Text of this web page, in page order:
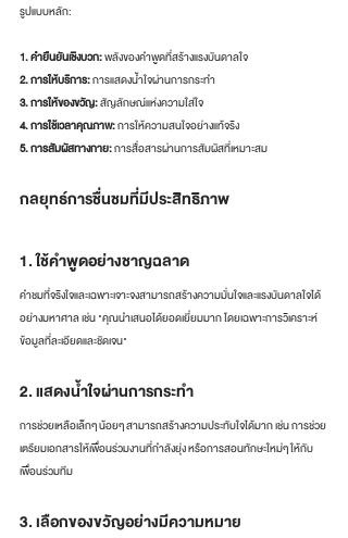
รูปแบบหลัก:
1. คำยืนยันเชิงบวก: พลังของคำพูดที่สร้างแรงบันดาลใจ
2. การให้บริการ: การแสดงน้ำใจผ่านการกระทำ
3. การให้ของขวัญ: สัญลักษณ์แห่งความใส่ใจ
4. การใช้เวลาคุณภาพ: การให้ความสนใจอย่างแท้จริง
5. การสัมผัสทางกาย: การสื่อสารผ่านการสัมผัสที่เหมาะสม
กลยุทธ์การชื่นชมที่มีประสิทธิภาพ
1. ใช้คำพูดอย่างชาญฉลาด
คำชมที่จริงใจและเฉพาะเจาะจงสามารถสร้างความมั่นใจและแรงบันดาลใจได้
อย่างมหาศาล เช่น "คุณนำเสนอได้ยอดเยี่ยมมาก โดยเฉพาะการวิเคราะห์
ข้อมูลที่ละเอียดและชัดเจน"
2. แสดงน้ำใจผ่านการกระทำ
การช่วยเหลือเล็กๆ น้อยๆ สามารถสร้างความประทับใจได้มาก เช่น การช่วย
เตรียมเอกสารให้เพื่อนร่วมงานที่กำลังยุ่ง หรือการสอนทักษะใหม่ๆ ให้กับ
เพื่อนร่วมทีม
3. เลือกของขวัญอย่างมีความหมาย